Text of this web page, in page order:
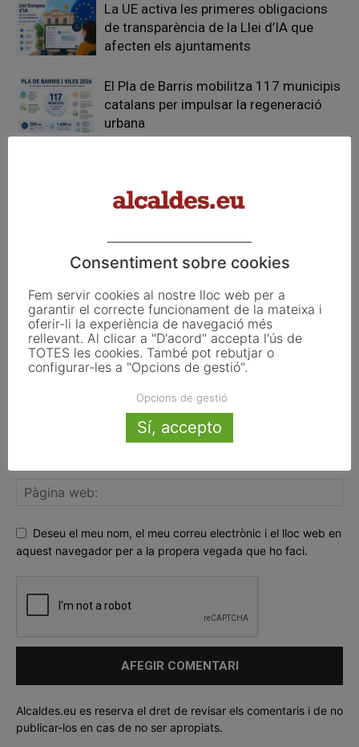
La UE activa les primeres obligacions
de transparència de la Llei d’IA que
afecten els ajuntaments
El Pla de Barris mobilitza 117 municipis
catalans per impulsar la regeneració
urbana
Deseu el meu nom, el meu correu electrònic i el lloc web en
aquest navegador per a la propera vegada que ho faci.
Alcaldes.eu es reserva el dret de revisar els comentaris i de no
publicar-los en cas de no ser apropiats.
Consentiment sobre cookies
Fem servir cookies al nostre lloc web per a
garantir el correcte funcionament de la mateixa i
oferir-li la experiència de navegació més
rellevant. Al clicar a "D'acord" accepta l'ús de
TOTES les cookies. També pot rebutjar o
configurar-les a "Opcions de gestió".
Opcions de gestió
Sí, accepto